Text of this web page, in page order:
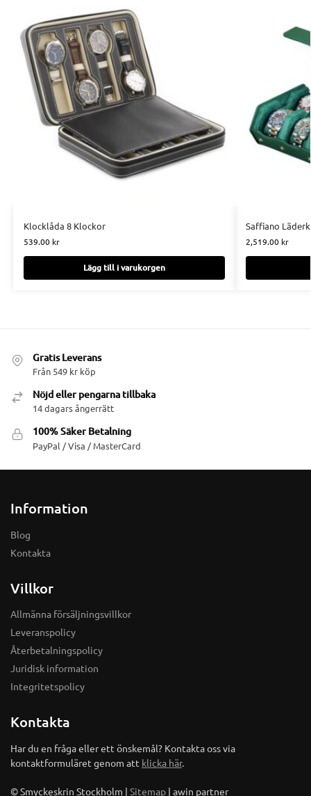
Klocklåda 8 Klockor
539.00 kr
Lägg till i varukorgen
Saffiano
2,519.00 kr
Gratis Leverans
Från 549 kr köp
Nöjd eller pengarna tillbaka
14 dagars ångerrätt
100% Säker Betalning
PayPal / Visa / MasterCard
Information
Blog
Kontakta
Villkor
Allmänna försäljningsvillkor
Leveranspolicy
Återbetalningspolicy
Juridisk information
Integritetspolicy
Kontakta
Har du en fråga eller ett önskemål? Kontakta oss via
kontaktformuläret genom att klicka här.
© Smyckeskrin Stockholm | Sitemap | awin partner